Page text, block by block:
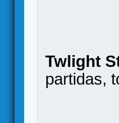
Twlight
partidas,